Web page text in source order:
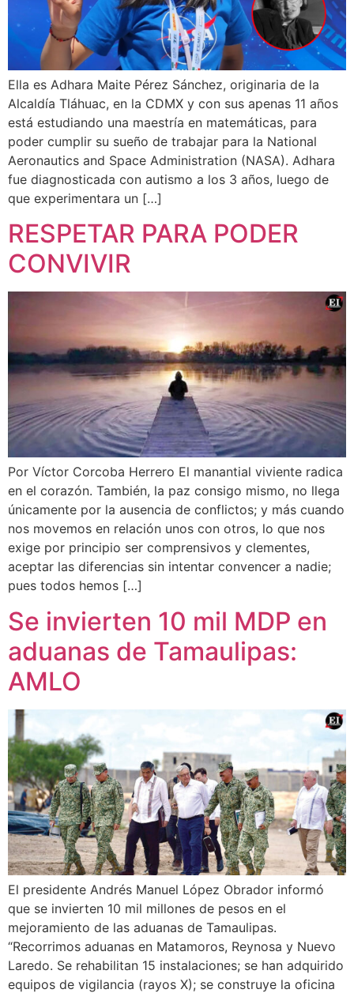
Ella es Adhara Maite Pérez Sánchez, originaria de la
Alcaldía Tláhuac, en la CDMX y con sus apenas 11 años
está estudiando una maestría en matemáticas, para
poder cumplir su sueño de trabajar para la National
Aeronautics and Space Administration (NASA). Adhara
fue diagnosticada con autismo a los 3 años, luego de
que experimentara un […]
RESPETAR PARA PODER
CONVIVIR
Por Víctor Corcoba Herrero El manantial viviente radica
en el corazón. También, la paz consigo mismo, no llega
únicamente por la ausencia de conflictos; y más cuando
nos movemos en relación unos con otros, lo que nos
exige por principio ser comprensivos y clementes,
aceptar las diferencias sin intentar convencer a nadie;
pues todos hemos […]
Se invierten 10 mil MDP en
aduanas de Tamaulipas:
AMLO
El presidente Andrés Manuel López Obrador informó
que se invierten 10 mil millones de pesos en el
mejoramiento de las aduanas de Tamaulipas.
“Recorrimos aduanas en Matamoros, Reynosa y Nuevo
Laredo. Se rehabilitan 15 instalaciones; se han adquirido
equipos de vigilancia (rayos X); se construye la oficina